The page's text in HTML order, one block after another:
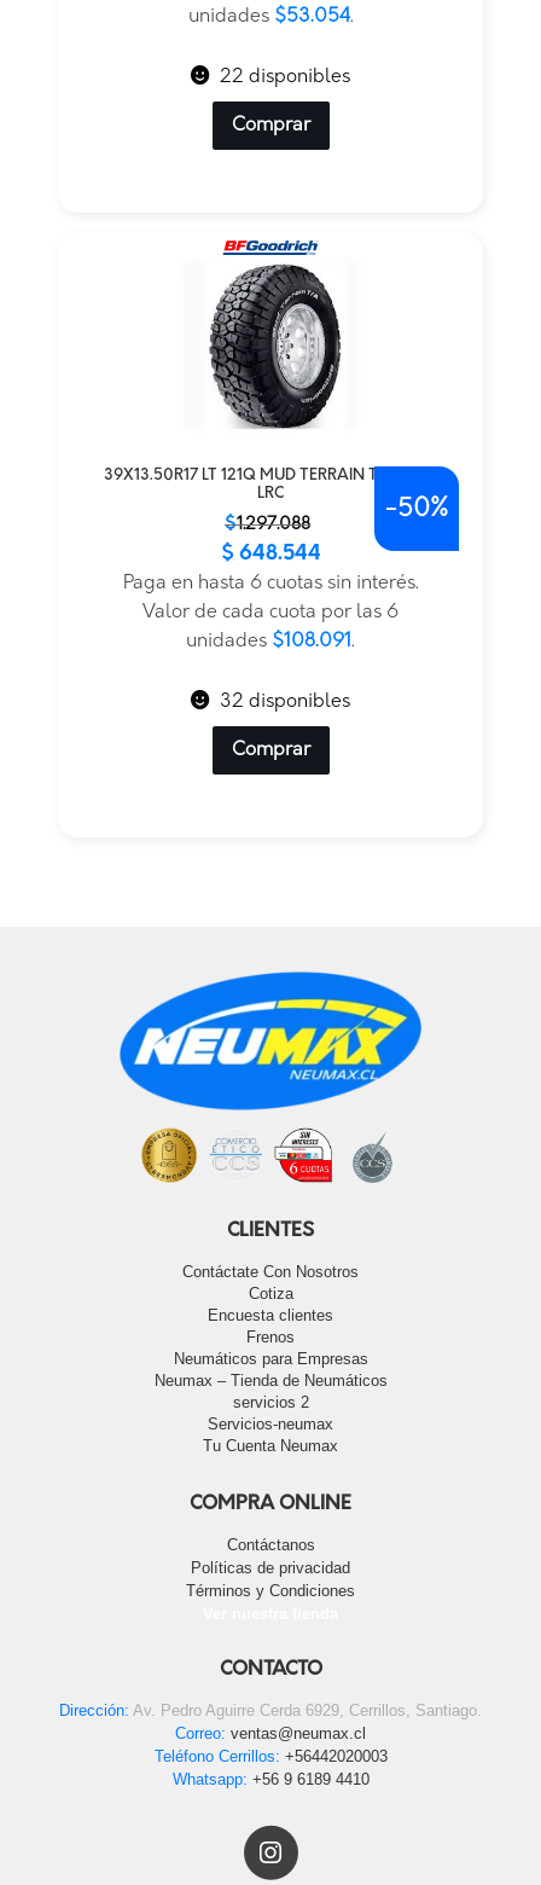
$636.653.unidades $53.054.
22 disponibles
Comprar
39X13.50R17 LT 121Q MUD TERRAIN T/A KM3
LRC
$1.297.088
original
$1.297.088.
actual
$ 648.544
Paga en hasta 6 cuotas sin interés.
Valor de cada cuota por las 6
unidades $108.091.
-50%
32 disponibles
Comprar
CLIENTES
Contáctate Con Nosotros
Cotiza
Encuesta clientes
Frenos
Neumáticos para Empresas
Neumax – Tienda de Neumáticos
servicios 2
Servicios-neumax
Tu Cuenta Neumax
COMPRA ONLINE
Contáctanos
Políticas de privacidad
Términos y Condiciones
CONTACTO
Dirección: Av. Pedro Aguirre Cerda 6929, Cerrillos, Santiago.
Correo: ventas@neumax.cl
Teléfono Cerrillos: +56442020003
Whatsapp: +56 9 6189 4410